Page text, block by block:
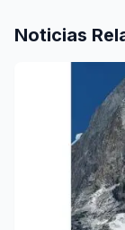
Noticias